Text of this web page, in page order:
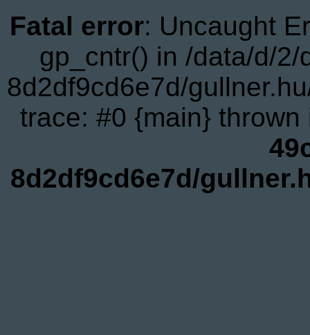
Fatal error: Uncaught
gp_cntr() in /data/d/
8d2df9cd6e7d/
trace: #0 {main}
8d2df9cd6e7d/